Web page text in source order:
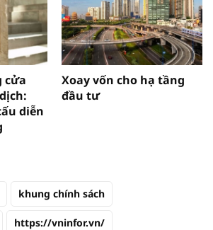
cửa
diễn
Xoay vốn cho hạ tầng
đầu tư
khung chính sách
https://vninfor.vn/